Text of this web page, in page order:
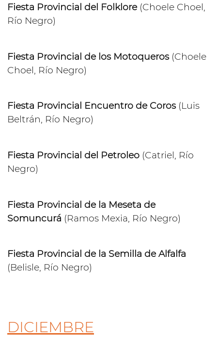
Fiesta Provincial del Folklore(Choele Choel,
Río Negro)
Fiesta Provincial de los Motoqueros(Choele
Choel, Río Negro)
Fiesta Provincial Encuentro de Coros(Luis
Beltrán, Río Negro)
Fiesta Provincial del Petroleo (Catriel, Río
Negro)
Fiesta Provincial de la Meseta de
Somuncurá (Ramos Mexia, Río Negro)
Fiesta Provincial de la Semilla de Alfalfa
(Belisle, Río Negro)
DICIEMBRE